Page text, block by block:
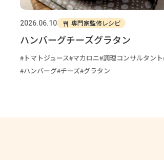
2026.06.10 専門家監修レシピ
ハンバーグチーズグラタン
トマトジュース マカロニ 調理コンサルタント
ハンバーグ チーズ グラタン